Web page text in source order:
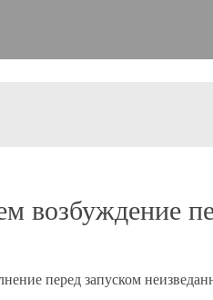
возбуждение
перед запуском